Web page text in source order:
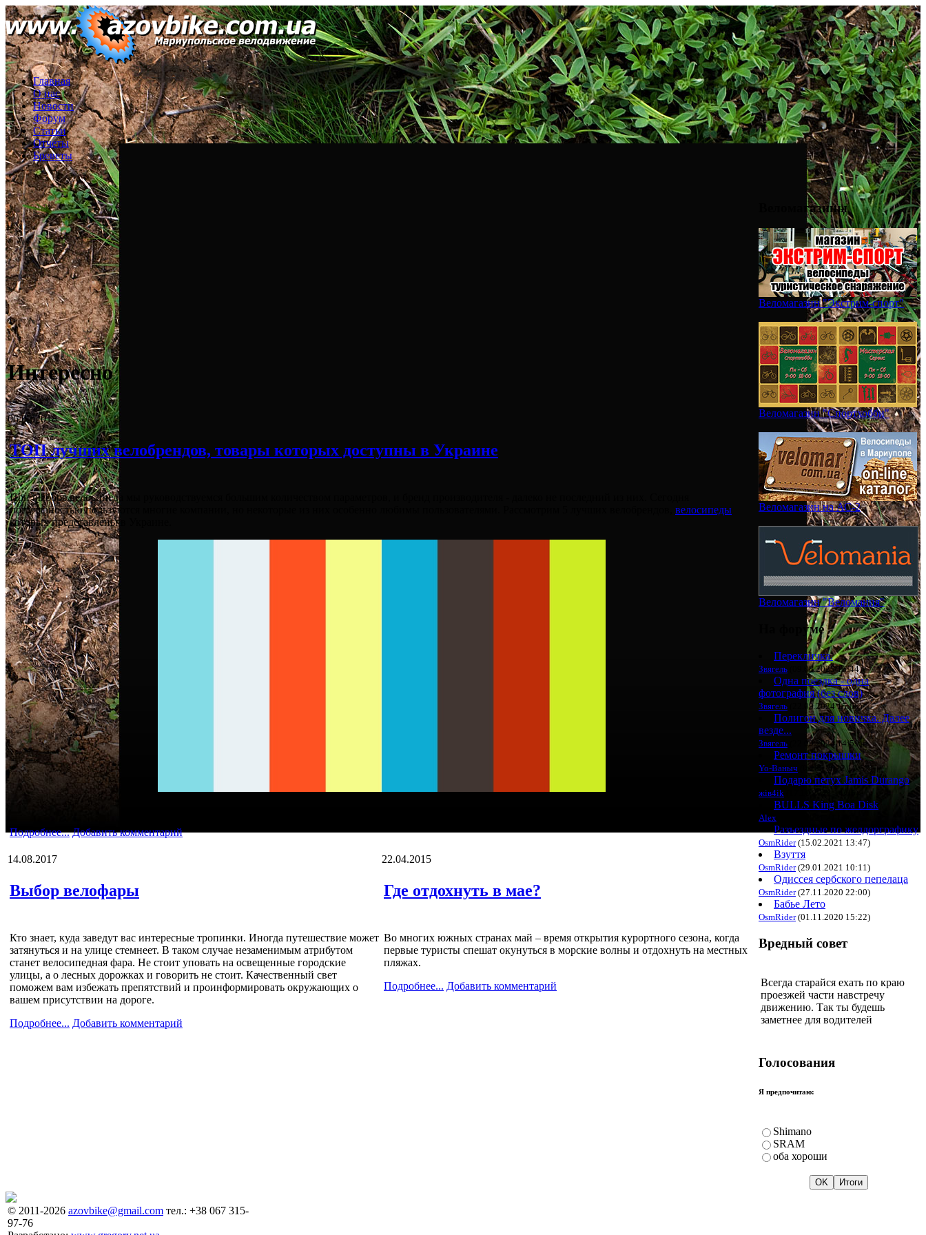
Главная
О нас
Новости
Форум
Статьи
Отчеты
Бреветы
Интересно
06.02.2018
ТОП лучших велобрендов, товары которых доступны в Украине
При выборе велосипеда мы руководствуемся большим количеством параметров, и бренд производителя - далеко не последний из них. Сегодня
популярностью пользуются многие компании, но некоторые из них особенно любимы пользователями. Рассмотрим 5 лучших велобрендов, велосипеды
которых представлены в Украине.
Подробнее... Добавить комментарий
14.08.2017
Выбор велофары
Кто знает, куда заведут вас интересные тропинки. Иногда путешествие может
затянуться и на улице стемнеет. В таком случае незаменимым атрибутом
станет велосипедная фара. Не стоит уповать на освещенные городские
улицы, а о лесных дорожках и говорить не стоит. Качественный свет
поможем вам избежать препятствий и проинформировать окружающих о
вашем присутствии на дороге.
Подробнее... Добавить комментарий
22.04.2015
Где отдохнуть в мае?
Во многих южных странах май – время открытия курортного сезона, когда
первые туристы спешат окунуться в морские волны и отдохнуть на местных
пляжах.
Подробнее... Добавить комментарий
Веломагазины
Веломагазин "Экстрим-спорт"
Веломагазин "Спортхобби"
Веломагазин на АС-2
Веломагазин "Веломания"
На форуме
Перекличка.
Звягель (09.08.2025 16:44)
Одна поездка - одна
фотография (без слов)
Звягель (22.09.2024 15:06)
Полигон для новичка. Далее
везде...
Звягель (22.09.2024 14:59)
Ремонт покрышки
Yo-Ваныч (01.06.2022 10:52)
Подарю петух Jamis Durango
жiв4ik (17.10.2021 14:05)
BULLS King Boa Disk
Alex
Разъездные по желдорграфику
OsmRider(15.02.2021 13:47)
Взуття
OsmRider(29.01.2021 10:11)
Одиссея сербского пепелаца
OsmRider(27.11.2020 22:00)
Бабье Лето
OsmRider(01.11.2020 15:22)
Вредный совет
Всегда старайся ехать по краю
проезжей части навстречу
движению. Так ты будешь
заметнее для водителей
Голосования
Я предпочитаю:
Shimano
SRAM
оба хороши
© 2011-2026 azovbike@gmail.com тел.: +38 067 315-
97-76